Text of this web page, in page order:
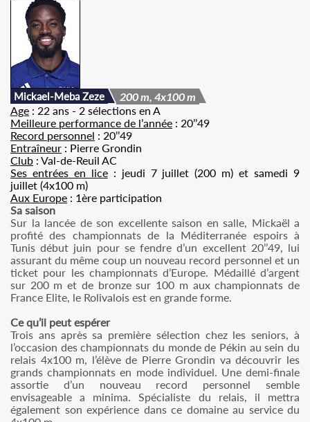
Mickael-Meba Zeze
200 m, 4x100 m
Age : 22 ans - 2 sélections en A
Meilleure performance de l’année : 20’’49
Record personnel : 20’’49
Entraîneur : Pierre Grondin
Club : Val-de-Reuil AC
Ses entrées en lice: jeudi 7 juillet (200 m) et samedi 9
juillet (4x100 m)
Aux Europe : 1ère participation
Sa saison
Sur la lancée de son excellente saison en salle, Mickaël a
profité des championnats de la Méditerranée espoirs à
Tunis début juin pour se fendre d’un excellent 20’’49, lui
assurant du même coup un nouveau record personnel et un
ticket pour les championnats d’Europe. Médaillé d’argent
sur 200 m et de bronze sur 100 m aux championnats de
France Elite, le Rolivalois est en grande forme.
Ce qu’il peut espérer
Trois ans après sa première sélection chez les seniors, à
l’occasion des championnats du monde de Pékin au sein du
relais 4x100 m, l’élève de Pierre Grondin va découvrir les
grands championnats en mode individuel. Une demi-finale
assortie d’un nouveau record personnel semble
envisageable a minima. Spécialiste du relais, il mettra
également son expérience dans ce domaine au service du